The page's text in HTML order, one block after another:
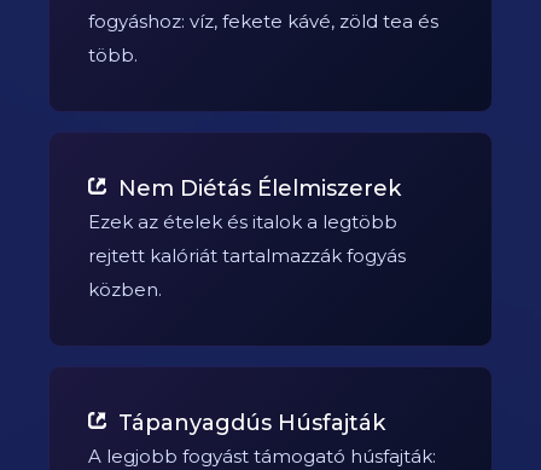
fogyáshoz: víz, fekete kávé, zöld tea és
több.
Nem Diétás Élelmiszerek
Ezek az ételek és italok a legtöbb
rejtett kalóriát tartalmazzák fogyás
közben.
Tápanyagdús Húsfajták
A legjobb fogyást támogató húsfajták: